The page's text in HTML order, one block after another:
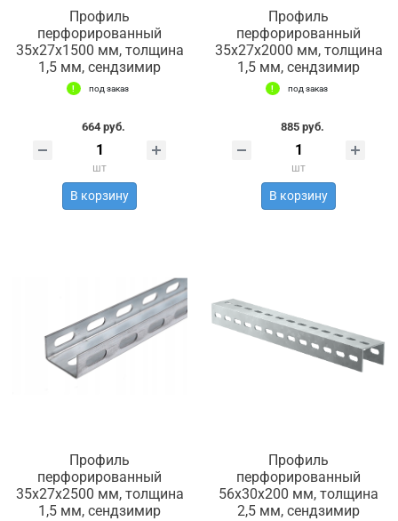
Профиль
перфорированный
35х27х1500 мм, толщина
1,5 мм, сендзимир
под заказ
664 руб.
шт
В корзину
Профиль
перфорированный
35х27х2000 мм, толщина
1,5 мм, сендзимир
под заказ
885 руб.
шт
В корзину
Профиль
перфорированный
35х27х2500 мм, толщина
1,5 мм, сендзимир
Профиль
перфорированный
56х30х200 мм, толщина
2,5 мм, сендзимир